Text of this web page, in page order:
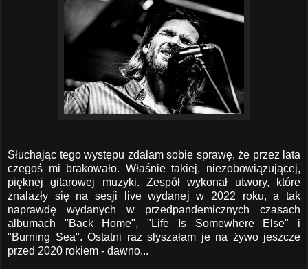
Słuchając tego występu zdałam sobie sprawę, że przez lata
czegoś mi brakowało. Właśnie takiej, niezobowiązującej,
pięknej gitarowej muzyki. Zespół wykonał utwory, które
znalazły się na sesji live wydanej w 2022 roku, a tak
naprawdę wydanych w przedpandemicznych czasach
albumach "Back Home", "Life Is Somewhere Else" i
"Burning Sea". Ostatni raz słyszałam je na żywo jeszcze
przed 2020 rokiem - dawno...